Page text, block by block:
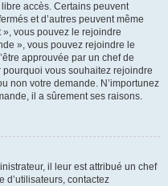
accès. Certains peuvent
et d’autres peuvent même
vous pouvez le rejoindre
», vous pouvez rejoindre le
approuvée par un chef de
vous souhaitez rejoindre
non votre demande. N’importunez
il a sûrement ses raisons.
il leur est attribué un chef
d’utilisateurs, contactez